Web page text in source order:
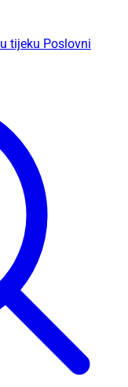
tijeku Poslovni